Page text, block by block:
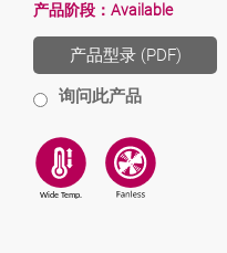
产品阶段： Available
产品型录 (PDF)
询问此产品